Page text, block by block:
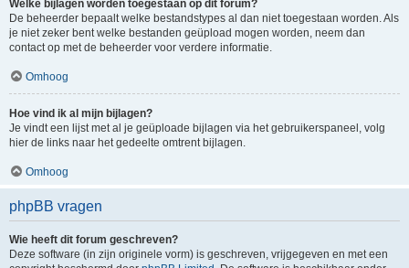
Welke bijlagen worden toegestaan op dit forum?
De beheerder bepaalt welke bestandstypes al dan niet toegestaan worden. Als
je niet zeker bent welke bestanden geüpload mogen worden, neem dan
contact op met de beheerder voor verdere informatie.
Omhoog
Hoe vind ik al mijn bijlagen?
Je vindt een lijst met al je geüploade bijlagen via het gebruikerspaneel, volg
hier de links naar het gedeelte omtrent bijlagen.
Omhoog
phpBB vragen
Wie heeft dit forum geschreven?
Deze software (in zijn originele vorm) is geschreven, vrijgegeven en met een